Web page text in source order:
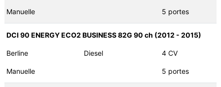
Manuelle 5 portes
DCI 90 ENERGY ECO2 BUSINESS 82G 90 ch (2012 - 2015)
Berline Diesel 4 CV
Manuelle 5 portes